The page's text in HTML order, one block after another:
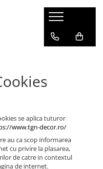
se aplica tuturor
www.tgn-decor.ro/
au ca scop informarea
cu privire la plasarea,
de catre in contextul
de internet.